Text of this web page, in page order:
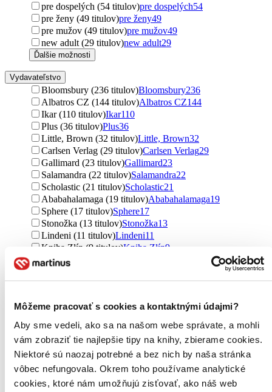
Môžeme pracovať s cookies a kontaktnými údajmi?
Aby sme vedeli, ako sa na našom webe správate, a mohli
vám zobraziť tie najlepšie tipy na knihy, zbierame cookies.
Niektoré sú naozaj potrebné a bez nich by naša stránka
vôbec nefungovala. Okrem toho používame analytické
cookies, ktoré nám umožňujú zisťovať, ako náš web
pre dospelých (54 titulov)pre dospelých54
pre ženy (49 titulov)pre ženy49
pre mužov (49 titulov)pre mužov49
new adult (29 titulov)new adult29
Ďalšie možnosti
Vydavateľstvo
Bloomsbury (236 titulov)Bloomsbury236
Albatros CZ (144 titulov)Albatros CZ144
Ikar (110 titulov)Ikar110
Plus (36 titulov)Plus36
Little, Brown (32 titulov)Little, Brown32
Carlsen Verlag (29 titulov)Carlsen Verlag29
Gallimard (23 titulov)Gallimard23
Salamandra (22 titulov)Salamandra22
Scholastic (21 titulov)Scholastic21
Ababahalamaga (19 titulov)Ababahalamaga19
Sphere (17 titulov)Sphere17
Stonožka (13 titulov)Stonožka13
Lindeni (11 titulov)Lindeni11
Kniha Zlín (9 titulov)Kniha Zlín9
Animus (9 titulov)
Salani Editore (8 titulov)Salani Editore8
Hachette Childrens Group (6 titulov)Hachette Childrens
Animus Kiadó (6 titulov)Animus Kiadó6
Folio (4 tituly)Folio4
Oxford University Press (3 tituly)Oxford University Press
Little, Brown Book Group (2 tituly)Little, Brown Book
Group2